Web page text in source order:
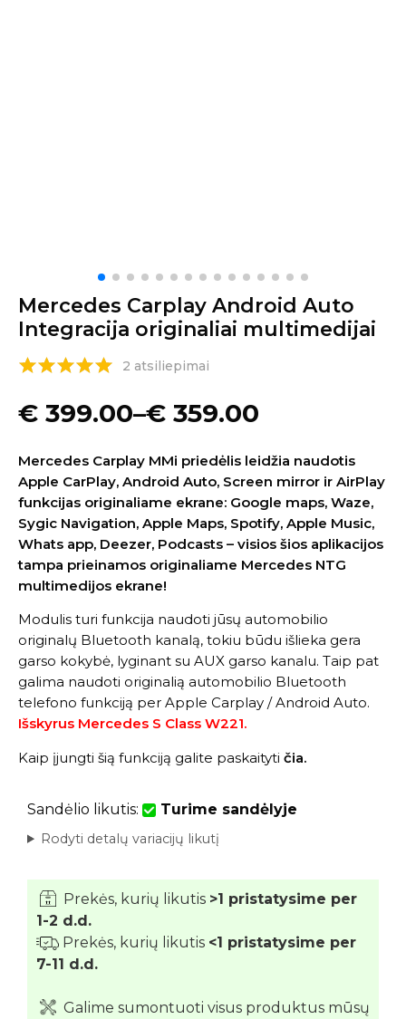
Mercedes Carplay Android Auto
Integracija originaliai multimedijai
2 atsiliepimai
€ 359.00
–
€ 399.00
Mercedes Carplay MMi priedėlis leidžia naudotis
Apple CarPlay, Android Auto, Screen mirror ir AirPlay
funkcijas originaliame ekrane: Google maps, Waze,
Sygic Navigation, Apple Maps, Spotify, Apple Music,
Whats app, Deezer, Podcasts – visios šios aplikacijos
tampa prieinamos originaliame Mercedes NTG
multimedijos ekrane!
Modulis turi funkcija naudoti jūsų automobilio
originalų Bluetooth kanalą, tokiu būdu išlieka gera
garso kokybė, lyginant su AUX garso kanalu. Taip pat
galima naudoti originalią automobilio Bluetooth
telefono funkciją per Apple Carplay / Android Auto.
Išskyrus Mercedes S Class W221.
Kaip įjungti šią funkciją galite paskaityti čia.
Sandėlio likutis: Turime sandėlyje
Rodyti detalų variacijų likutį
Prekės, kurių likutis >1 pristatysime per
1-2 d.d.
Prekės, kurių likutis <1 pristatysime per
7-11 d.d.
Galime sumontuoti visus produktus mūsų